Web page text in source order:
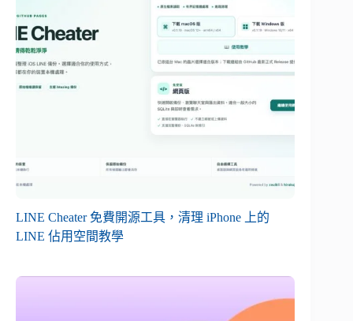
LINE Cheater 免費開源工具，清理 iPhone 上的
LINE 佔用空間教學